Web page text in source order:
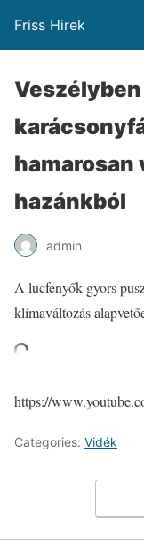
Friss Hirek
hazánkból
admin
A lucfenyők gyors
klímaváltozás
https://
Categories: Vidék